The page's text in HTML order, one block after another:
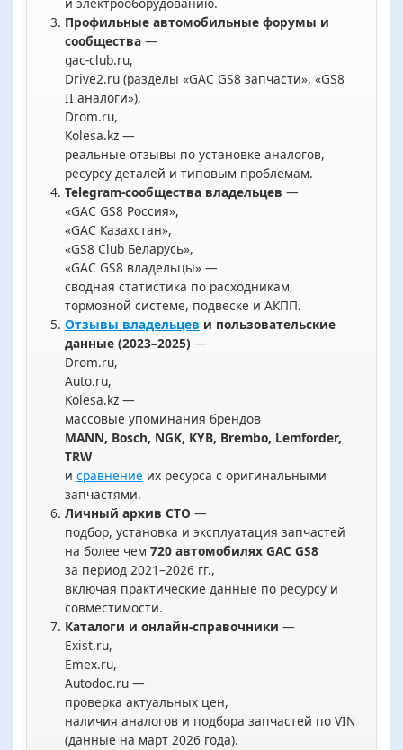
и электрооборудованию.
Профильные автомобильные форумы и
сообщества —
gac-club.ru,
Drive2.ru (разделы «GAC GS8 запчасти», «GS8
II аналоги»),
Drom.ru,
Kolesa.kz —
реальные отзывы по установке аналогов,
ресурсу деталей и типовым проблемам.
Telegram-сообщества владельцев —
«GAC GS8 Россия»,
«GAC Казахстан»,
«GS8 Club Беларусь»,
«GAC GS8 владельцы» —
сводная статистика по расходникам,
тормозной системе, подвеске и АКПП.
Отзывы владельцев и пользовательские
данные (2023–2025) —
Drom.ru,
Auto.ru,
Kolesa.kz —
массовые упоминания брендов
MANN, Bosch, NGK, KYB, Brembo, Lemforder,
TRW
исравнение их ресурса с оригинальными
запчастями.
Личный архив СТО —
подбор, установка и эксплуатация запчастей
на более чем720 автомобилях GAC GS8
за период 2021–2026 гг.,
включая практические данные по ресурсу и
совместимости.
Каталоги и онлайн-справочники —
Exist.ru,
Emex.ru,
Autodoc.ru —
проверка актуальных цен,
наличия аналогов и подбора запчастей по VIN
(данные на март 2026 года).